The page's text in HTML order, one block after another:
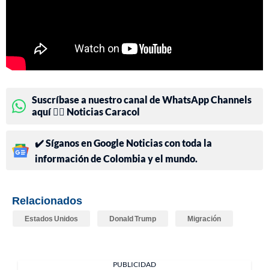
Suscríbase a nuestro canal de WhatsApp Channels
aquí 👉🏻 Noticias Caracol
✔️ Síganos en Google Noticias con toda la
información de Colombia y el mundo.
Relacionados
Estados Unidos Donald Trump Migración
PUBLICIDAD